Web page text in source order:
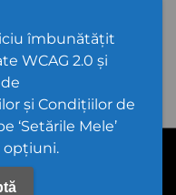
îmbunătățit
WCAG 2.0 și
și Condițiilor de
‘Setările Mele’
opțiuni.
Cookies și Accesibilitate
de confidențialitate site
site-ului